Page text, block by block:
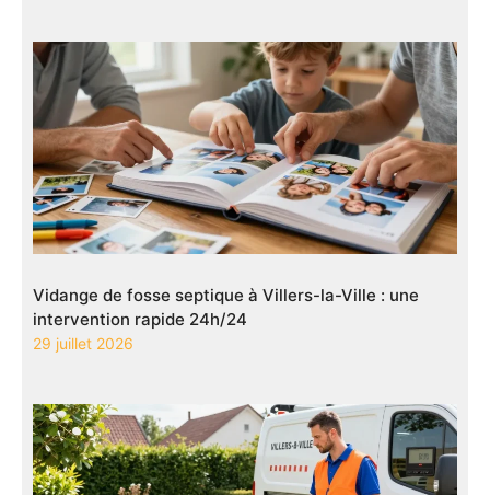
Vidange de fosse septique à Villers-la-Ville : une
intervention rapide 24h/24
29 juillet 2026